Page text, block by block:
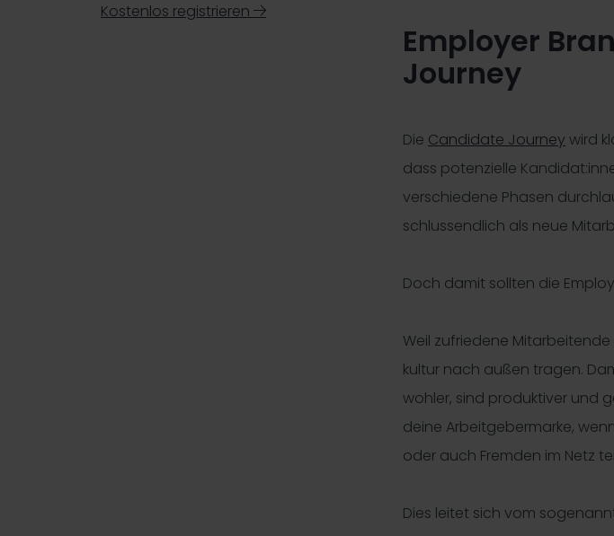
Kostenlos registrieren 
Employer
Journey
Die Candidate Journey wird
dass potenzielle
verschiedene Phasen
schlussendlich als neue
Doch damit sollten die
Weil zufriedene
kultur nach außen tragen.
wohler, sind produktiver und
deine Arbeitgebermarke,
oder auch Fremden im Netz
Dies leitet sich vom